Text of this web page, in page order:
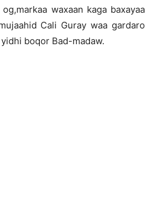
waxaan kaga baxayaa
Cali Guray waa gardaro
boqor Bad-madaw.